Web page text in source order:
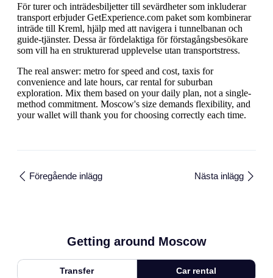
För turer och inträdesbiljetter till sevärdheter som inkluderar
transport erbjuder GetExperience.com paket som kombinerar
inträde till Kreml, hjälp med att navigera i tunnelbanan och
guide-tjänster. Dessa är fördelaktiga för förstagångsbesökare
som vill ha en strukturerad upplevelse utan transportstress.
The real answer: metro for speed and cost, taxis for
convenience and late hours, car rental for suburban
exploration. Mix them based on your daily plan, not a single-
method commitment. Moscow's size demands flexibility, and
your wallet will thank you for choosing correctly each time.
Föregående inlägg Nästa inlägg
Getting around Moscow
Transfer Car rental